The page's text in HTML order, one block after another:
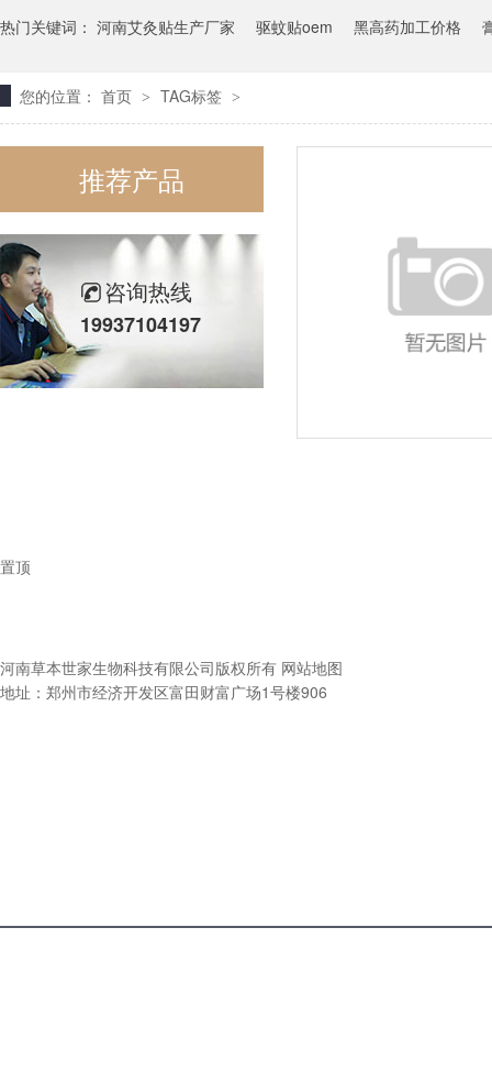
热门关键词： 河南艾灸贴生产厂家 驱蚊贴oem 黑高药加工价格
您的位置： 首页 > TAG标签 >
推荐产品
咨询热线
19937104197
置顶
河南草本世家生物科技有限公司版权所有 网站地图
地址：郑州市经济开发区富田财富广场1号楼906